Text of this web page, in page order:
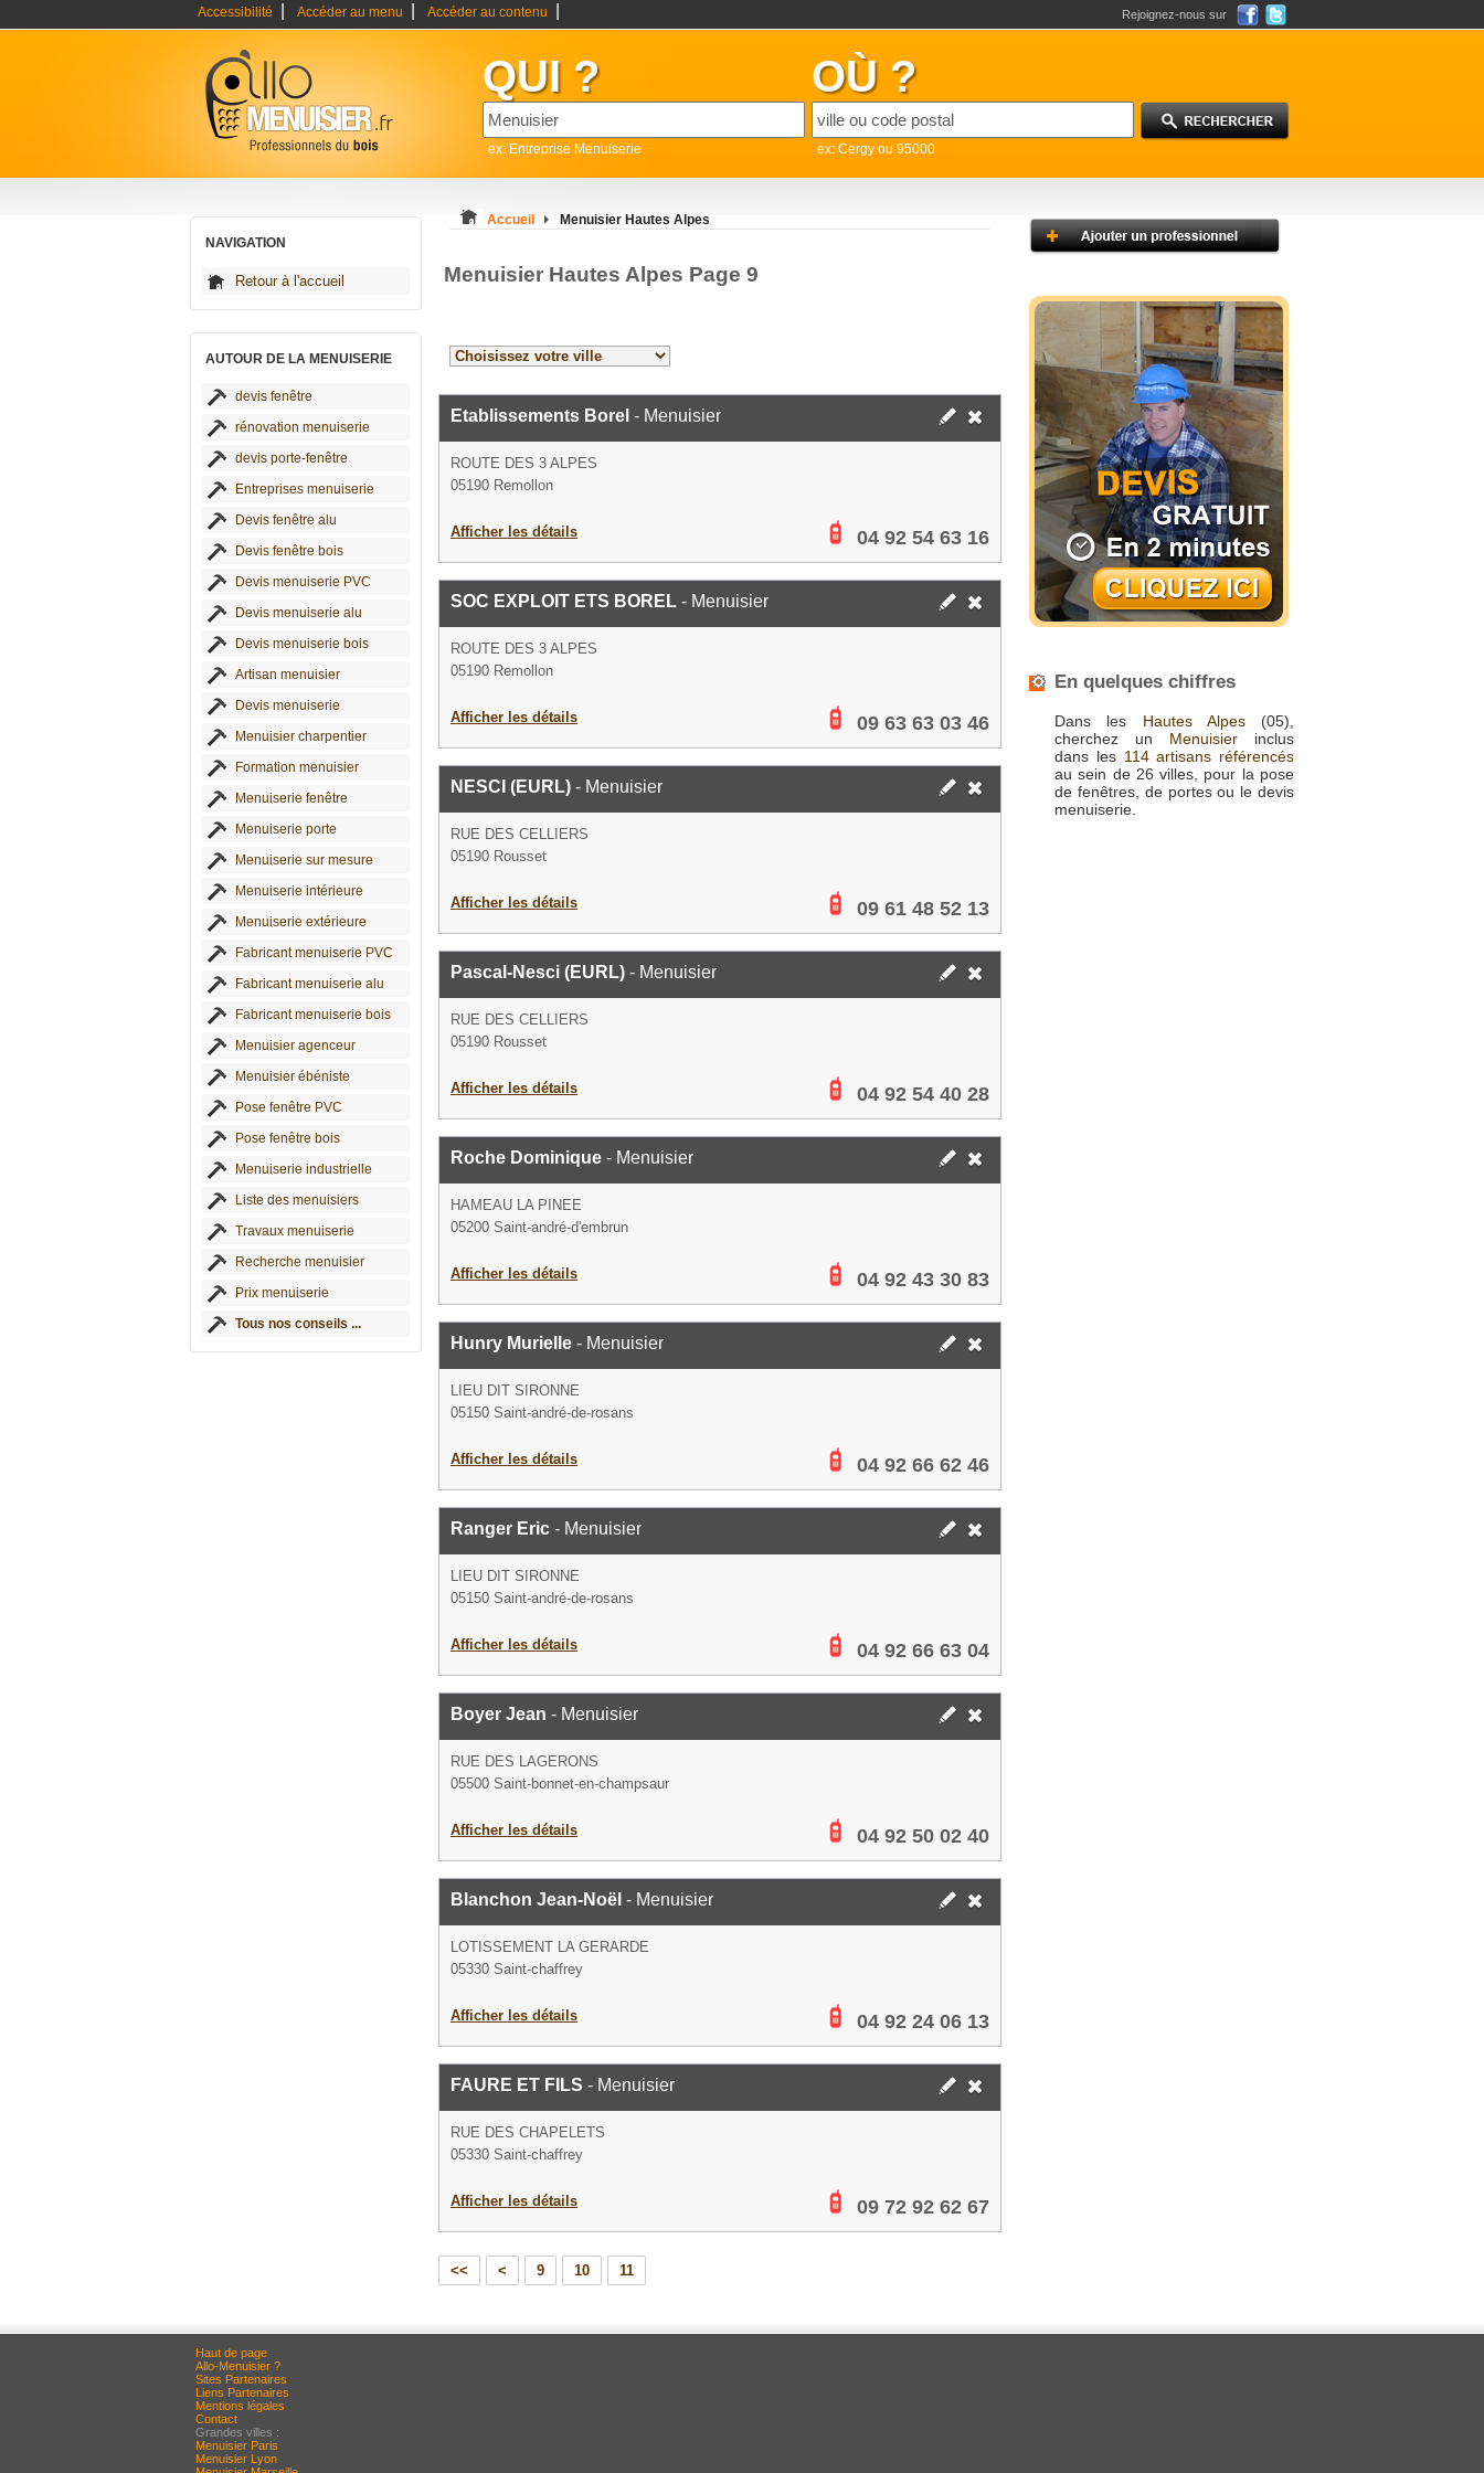
Accessibilité Accéder au menu Accéder au contenu Rejoignez-nous sur
QUI ?
ex: Entreprise Menuiserie
OÙ ?
ex: Cergy ou 95000
NAVIGATION
Retour à l'accueil
AUTOUR DE LA MENUISERIE
devis fenêtre
rénovation menuiserie
devis porte-fenêtre
Entreprises menuiserie
Devis fenêtre alu
Devis fenêtre bois
Devis menuiserie PVC
Devis menuiserie alu
Devis menuiserie bois
Artisan menuisier
Devis menuiserie
Menuisier charpentier
Formation menuisier
Menuiserie fenêtre
Menuiserie porte
Menuiserie sur mesure
Menuiserie intérieure
Menuiserie extérieure
Fabricant menuiserie PVC
Fabricant menuiserie alu
Fabricant menuiserie bois
Menuisier agenceur
Menuisier ébéniste
Pose fenêtre PVC
Pose fenêtre bois
Menuiserie industrielle
Liste des menuisiers
Travaux menuiserie
Recherche menuisier
Prix menuiserie
Tous nos conseils ...
Accueil Menuisier Hautes Alpes
Menuisier Hautes Alpes Page 9
Etablissements Borel - Menuisier
ROUTE DES 3 ALPES
05190 Remollon
Afficher les détails 04 92 54 63 16
SOC EXPLOIT ETS BOREL - Menuisier
ROUTE DES 3 ALPES
05190 Remollon
Afficher les détails 09 63 63 03 46
NESCI (EURL) - Menuisier
RUE DES CELLIERS
05190 Rousset
Afficher les détails 09 61 48 52 13
Pascal-Nesci (EURL) - Menuisier
RUE DES CELLIERS
05190 Rousset
Afficher les détails 04 92 54 40 28
Roche Dominique - Menuisier
HAMEAU LA PINEE
05200 Saint-andré-d'embrun
Afficher les détails 04 92 43 30 83
Hunry Murielle - Menuisier
LIEU DIT SIRONNE
05150 Saint-andré-de-rosans
Afficher les détails 04 92 66 62 46
Ranger Eric - Menuisier
LIEU DIT SIRONNE
05150 Saint-andré-de-rosans
Afficher les détails 04 92 66 63 04
Boyer Jean - Menuisier
RUE DES LAGERONS
05500 Saint-bonnet-en-champsaur
Afficher les détails 04 92 50 02 40
Blanchon Jean-Noël - Menuisier
LOTISSEMENT LA GERARDE
05330 Saint-chaffrey
Afficher les détails 04 92 24 06 13
FAURE ET FILS - Menuisier
RUE DES CHAPELETS
05330 Saint-chaffrey
Afficher les détails 09 72 92 62 67
<< < 9 10 11
En quelques chiffres
Dans les Hautes Alpes(05),
cherchez un Menuisier inclus
dans les 114 artisans référencés
au sein de 26 villes, pour la pose
de fenêtres, de portes ou le devis
menuiserie.
Haut de page
Allo-Menuisier ?
Sites Partenaires
Liens Partenaires
Mentions légales
Contact
Grandes villes :
Menuisier Paris
Menuisier Lyon